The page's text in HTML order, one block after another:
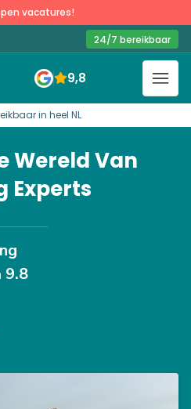
vacatures!
24/7 bereikbaar
9,8
in heel NL
Wereld Van
Experts
9.8